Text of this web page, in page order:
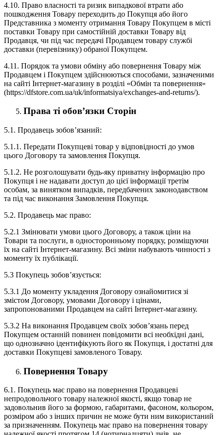
4.10. Право власності та ризик випадкової втрати або
пошкодження Товару переходить до Покупця або його
Представника з моменту отримання Товару Покупцем в місті
поставки Товару при самостійній доставки Товару від
Продавця, чи під час передачі Продавцем товару службі
доставки (перевізнику) обраної Покупцем.
4.11. Порядок та умови обміну або повернення Товару між
Продавцем і Покупцем здійснюються способами, зазначеними
на сайті Інтернет-магазину в розділі «Обмін та повернення»
(https://dfstore.com.ua/uk/informatsiya/exchanges-and-returns/).
Права ті обов’язки Сторін
5.1. Продавець зобов’язаний:
5.1.1. Передати Покупцеві товар у відповідності до умов
цього Договору та замовлення Покупця.
5.1.2. Не розголошувати будь-яку приватну інформацію про
Покупця і не надавати доступ до цієї інформації третім
особам, за винятком випадків, передбачених законодавством
та під час виконання Замовлення Покупця.
5.2. Продавець має право:
5.2.1 Змінювати умови цього Договору, а також ціни на
Товари та послуги, в односторонньому порядку, розміщуючи
їх на сайті Інтернет-магазину. Всі зміни набувають чинності з
моменту їх публікації.
5.3 Покупець зобов’язується:
5.3.1 До моменту укладення Договору ознайомитися зі
змістом Договору, умовами Договору і цінами,
запропонованими Продавцем на сайті Інтернет-магазину.
5.3.2 На виконання Продавцем своїх зобов’язань перед
Покупцем останній повинен повідомити всі необхідні дані,
що однозначно ідентифікують його як Покупця, і достатні для
доставки Покупцеві замовленого Товару.
Повернення Товару
6.1. Покупець має право на повернення Продавцеві
непродовольчого товару належної якості, якщо товар не
задовольнив його за формою, габаритами, фасоном, кольором,
розміром або з інших причин не може бути ним використаний
за призначенням. Покупець має право на повернення товару